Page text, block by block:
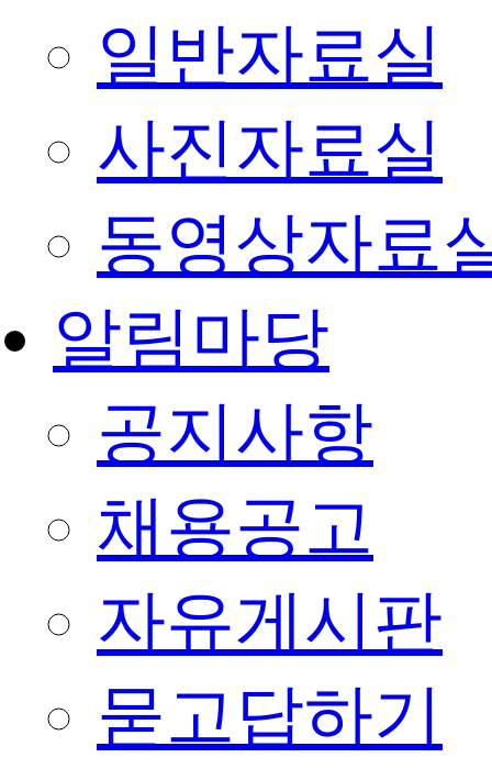
일반자료실
사진자료실
동영상자료
알림마당
공지사항
채용공고
자유게시판
묻고답하기